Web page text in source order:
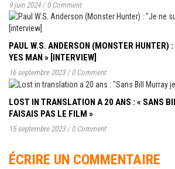
9 juin 2024 / 0 Comment
PAUL W.S. ANDERSON (MONSTER HUNTER)
YES MAN » [INTERVIEW]
16 septembre 2023 / 0 Comment
LOST IN TRANSLATION A 20 ANS : « SANS
FAISAIS PAS LE FILM »
15 septembre 2023 / 0 Comment
ÉCRIRE UN COMMENTAIRE